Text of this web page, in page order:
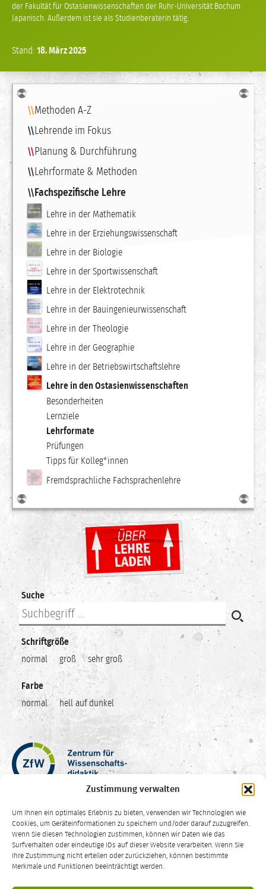
Zustimmung verwalten
Um Ihnen ein optimales Erlebnis zu bieten, verwenden wir Technologien wie
Cookies, um Geräteinformationen zu speichern und/oder darauf zuzugreifen.
Wenn Sie diesen Technologien zustimmen, können wir Daten wie das
Surfverhalten oder eindeutige IDs auf dieser Website verarbeiten. Wenn Sie
Ihre Zustimmung nicht erteilen oder zurückziehen, können bestimmte
Merkmale und Funktionen beeinträchtigt werden.
der Fakultät für Ostasienwissenschaften der Ruhr-Universität Bochum
Japanisch. Außerdem ist sie als Studienberaterin tätig.
Stand: 18.März2025
Navigation
Methoden A-Z
Lehrende im Fokus
Planung & Durchführung
Lehrformate & Methoden
Fachspezifische Lehre
Lehre in der Mathematik
Lehre in der Erziehungswissenschaft
Lehre in der Biologie
Lehre in der Sportwissenschaft
Lehre in der Elektrotechnik
Lehre in der Bauingenieurwissenschaft
Lehre in der Theologie
Lehre in der Geographie
Lehre in der Betriebswirtschaftslehre
Lehre in den Ostasienwissenschaften
Besonderheiten
Lernziele
Lehrformate
Prüfungen
Tipps für Kolleg*innen
Fremdsprachliche Fachsprachenlehre
Suche
Schriftgröße
normal
groß sehr groß
Farbe
normal
hell auf dunkel
Zentrum
für
Wissenschaftsdidaktik
Ruhr-
Universität
Bochum
CC